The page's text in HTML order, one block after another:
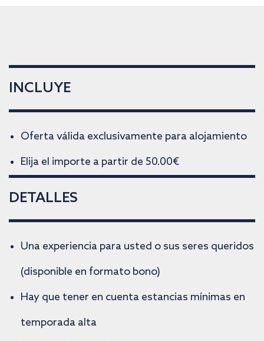
INCLUYE
Oferta válida exclusivamente para alojamiento
Elija el importe a partir de 50.00€
DETALLES
Una experiencia para usted o sus seres queridos
(disponible en formato bono)
Hay que tener en cuenta estancias mínimas en
temporada alta